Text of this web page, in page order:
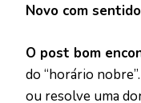
Novo com
O post bom
do “horário
ou resolve uma